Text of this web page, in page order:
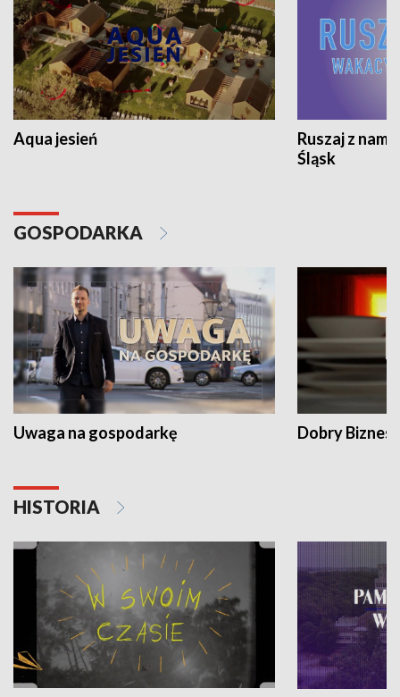
Aqua jesień
Ruszaj z
Śląsk
GOSPODARKA
Uwaga na gospodarkę Dobry Biznes
HISTORIA